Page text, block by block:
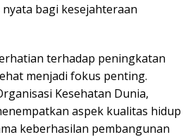
bagi kesejahteraan
terhadap peningkatan
menjadi fokus penting.
Kesehatan Dunia,
aspek kualitas hidup
keberhasilan pembangunan